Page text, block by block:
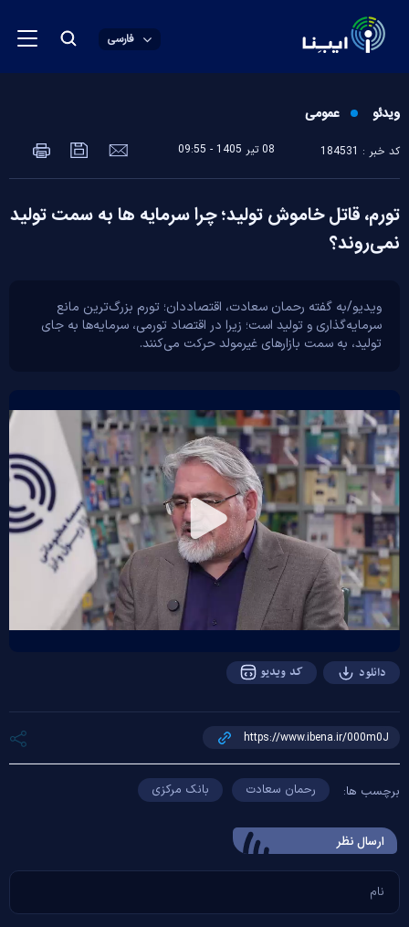
فارسی
ویدئو عمومی
کد خبر : 184531 08 تير 1405 - 09:55
تورم، قاتل خاموش تولید؛ چرا سرمایه ها به سمت تولید
نمی‌‌‌‌‌روند؟
ویدیو/به گفته رحمان سعادت، اقتصاددان؛ تورم بزرگ‌ترین مانع
سرمایه‌گذاری و تولید است؛ زیرا در اقتصاد تورمی، سرمایه‌ها به جای
تولید، به سمت بازارهای غیرمولد حرکت می‌کنند.
Play
Video
دانلود کد ویدیو
برچسب ها: رحمان سعادت بانک مرکزی
ارسال‌ نظر